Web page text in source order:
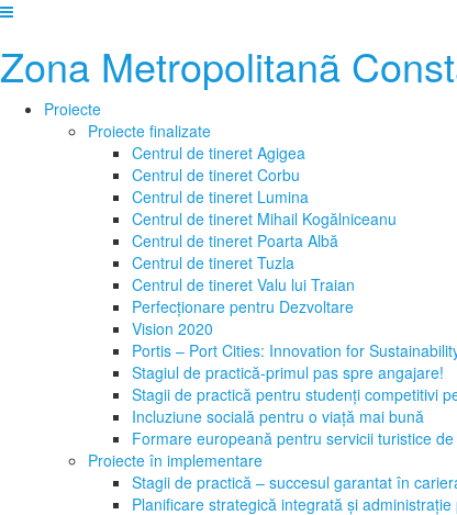
Zona Metropolitanã
Proiecte
Proiecte finalizate
Centrul de tineret Agigea
Centrul de tineret Corbu
Centrul de tineret Lumina
Centrul de tineret Mihail Kogălniceanu
Centrul de tineret Poarta Albă
Centrul de tineret Tuzla
Centrul de tineret Valu lui Traian
Perfecționare pentru Dezvoltare
Vision 2020
Portis – Port Cities: Innovation for
Stagiul de practică-primul pas spre angajare!
Stagii de practică pentru studenți competitivi
Incluziune socială pentru o viață mai bună
Formare europeană pentru servicii turistice
Proiecte în implementare
Stagii de practică – succesul garantat în
Planificare strategică integrată și